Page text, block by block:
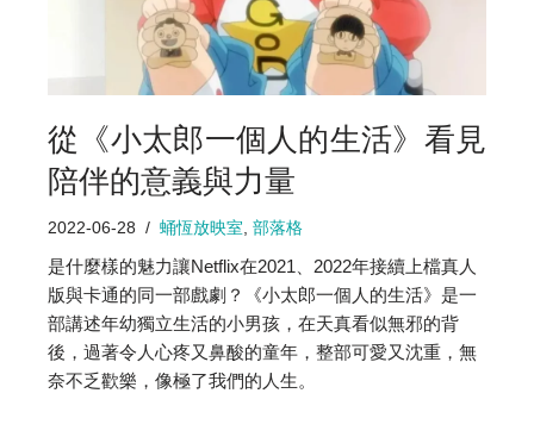
從《小太郎一個人的生活》看見
陪伴的意義與力量
2022-06-28 蛹恆放映室, 部落格
是什麼樣的魅力讓Netflix在2021、2022年接續上檔真人
版與卡通的同一部戲劇？《小太郎一個人的生活》是一
部講述年幼獨立生活的小男孩，在天真看似無邪的背
後，過著令人心疼又鼻酸的童年，整部可愛又沈重，無
奈不乏歡樂，像極了我們的人生。